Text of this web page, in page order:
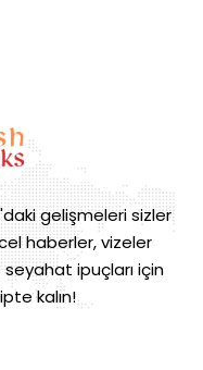
gelişmeleri sizler
haberler, vizeler
seyahat ipuçları için
kalın!